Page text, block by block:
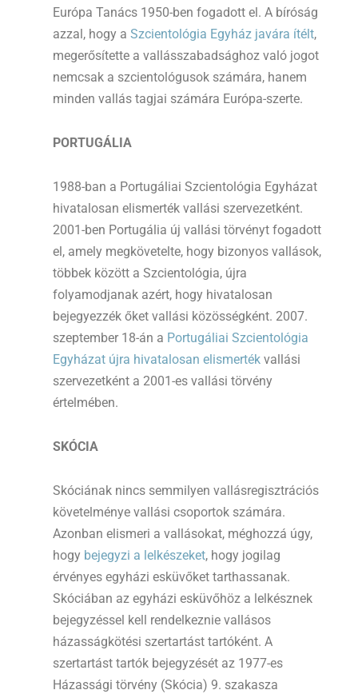
Európa Tanács 1950-ben fogadott el. A bíróság
azzal, hogy a Szcientológia Egyház javára ítélt,
megerősítette a vallásszabadsághoz való jogot
nemcsak a szcientológusok számára, hanem
minden vallás tagjai számára Európa-szerte.
PORTUGÁLIA
1988-ban a Portugáliai Szcientológia Egyházat
hivatalosan elismerték vallási szervezetként.
2001-ben Portugália új vallási törvényt fogadott
el, amely megkövetelte, hogy bizonyos vallások,
többek között a Szcientológia, újra
folyamodjanak azért, hogy hivatalosan
bejegyezzék őket vallási közösségként. 2007.
szeptember 18-án a Portugáliai Szcientológia
Egyházat újra hivatalosan elismerték vallási
szervezetként a 2001-es vallási törvény
értelmében.
SKÓCIA
Skóciának nincs semmilyen vallásregisztrációs
követelménye vallási csoportok számára.
Azonban elismeri a vallásokat, méghozzá úgy,
hogy bejegyzi a lelkészeket, hogy jogilag
érvényes egyházi esküvőket tarthassanak.
Skóciában az egyházi esküvőhöz a lelkésznek
bejegyzéssel kell rendelkeznie vallásos
házasságkötési szertartást tartóként. A
szertartást tartók bejegyzését az 1977-es
Házassági törvény (Skócia) 9. szakasza